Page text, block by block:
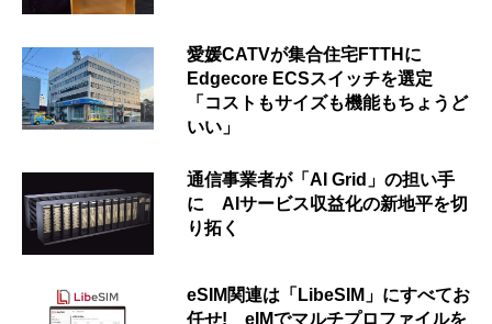
愛媛CATVが集合住宅FTTHに
Edgecore ECSスイッチを選定
「コストもサイズも機能もちょうど
いい」
通信事業者が「AI Grid」の担い手
に AIサービス収益化の新地平を切
り拓く
eSIM関連は「LibeSIM」にすべてお
任せ! eIMでマルチプロファイルを